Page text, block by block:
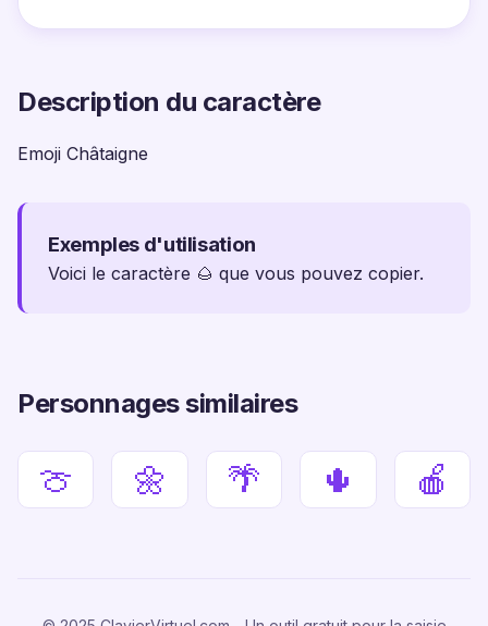
Description du caractère
Emoji Châtaigne
Exemples d'utilisation
Voici le caractère 🌰 que vous pouvez copier.
Personnages similaires
🍈 🌼 🌴 🌵 🍎